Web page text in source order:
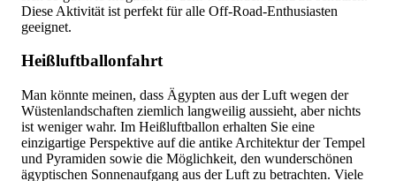
Diese Aktivität ist perfekt für alle Off-Road-Enthusiasten
geeignet.
Heißluftballonfahrt
Man könnte meinen, dass Ägypten aus der Luft wegen der
Wüstenlandschaften ziemlich langweilig aussieht, aber nichts
ist weniger wahr. Im Heißluftballon erhalten Sie eine
einzigartige Perspektive auf die antike Architektur der Tempel
und Pyramiden sowie die Möglichkeit, den wunderschönen
ägyptischen Sonnenaufgang aus der Luft zu betrachten. Viele